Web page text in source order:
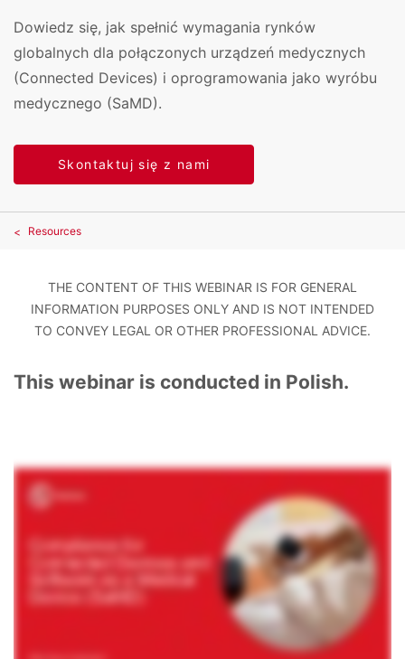
Dowiedz się, jak spełnić wymagania rynków
globalnych dla połączonych urządzeń medycznych
(Connected Devices) i oprogramowania jako wyróbu
medycznego (SaMD).
Skontaktuj się z nami
Resources
THE CONTENT OF THIS WEBINAR IS FOR GENERAL
INFORMATION PURPOSES ONLY AND IS NOT INTENDED
TO CONVEY LEGAL OR OTHER PROFESSIONAL ADVICE.
This webinar is conducted in Polish.